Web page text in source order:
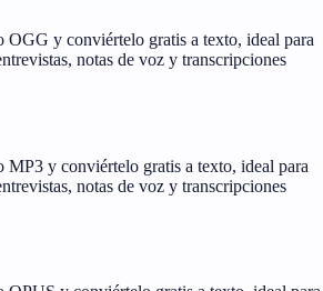
OGG y conviértelo gratis a texto, ideal para
notas de voz y transcripciones
MP3 y conviértelo gratis a texto, ideal para
notas de voz y transcripciones